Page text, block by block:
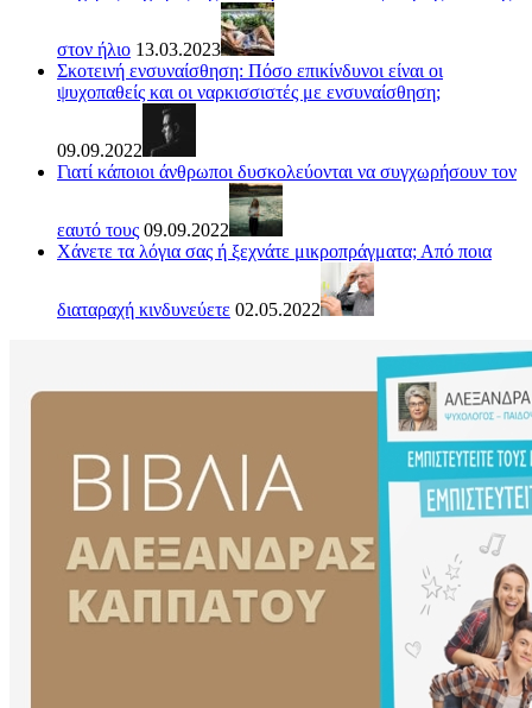
στον ήλιο 13.03.2023
Σκοτεινή ενσυναίσθηση: Πόσο επικίνδυνοι είναι οι
ψυχοπαθείς και οι ναρκισσιστές με ενσυναίσθηση;
09.09.2022
Γιατί κάποιοι άνθρωποι δυσκολεύονται να συγχωρήσουν τον
εαυτό τους 09.09.2022
Χάνετε τα λόγια σας ή ξεχνάτε μικροπράγματα; Από ποια
διαταραχή κινδυνεύετε 02.05.2022